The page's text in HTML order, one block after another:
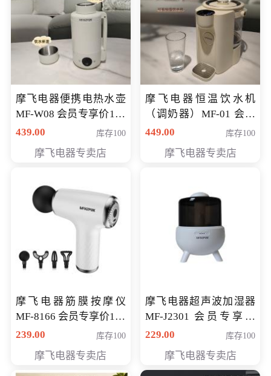
摩飞电器便携电热水壶
MF-W08 会员专享价198
元
439.00 库存100
摩飞电器专卖店
摩飞电器恒温饮水机
（调奶器）MF-01 会员
专享价366元
449.00 库存100
摩飞电器专卖店
摩飞电器筋膜按摩仪
MF-8166 会员专享价168
元
239.00 库存100
摩飞电器专卖店
摩飞电器超声波加湿器
MF-J2301 会员专享价
168元
229.00 库存100
摩飞电器专卖店